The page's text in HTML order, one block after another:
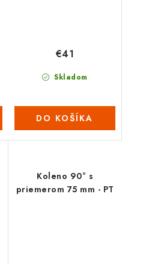
Skladom
€41
DO KOŠÍKA
Koleno 90° s
priemerom 75 mm - PT